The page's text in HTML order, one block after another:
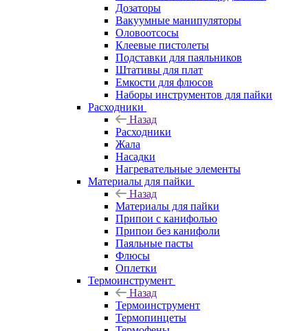
Дозаторы
Вакуумные манипуляторы
Оловоотсосы
Клеевые пистолеты
Подставки для паяльников
Штативы для плат
Емкости для флюсов
Наборы инструментов для пайки
Расходники
Назад
Расходники
Жала
Насадки
Нагревательные элементы
Материалы для пайки
Назад
Материалы для пайки
Припои с канифолью
Припои без канифоли
Паяльные пасты
Флюсы
Оплетки
Термоинструмент
Назад
Термоинструмент
Термопинцеты